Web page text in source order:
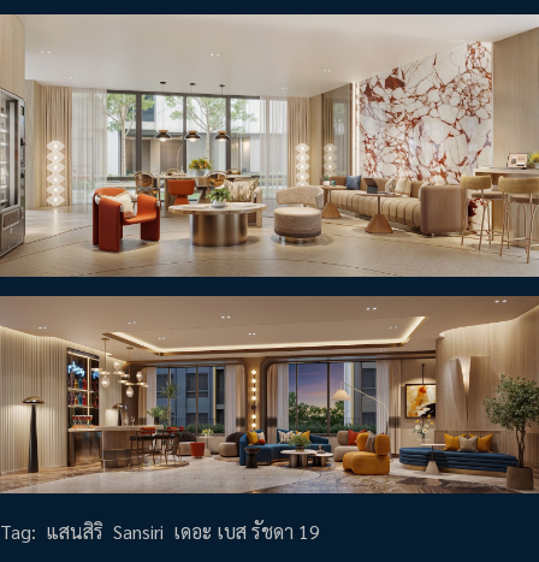
Tag: แสนสิริ Sansiri เดอะ เบส รัชดา 19